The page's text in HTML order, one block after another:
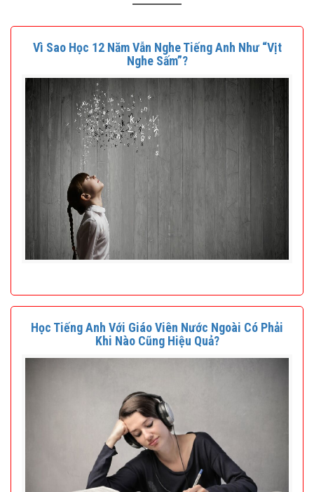
Vì Sao Học 12 Năm Vẫn Nghe Tiếng Anh Như “Vịt
Nghe Sấm”?
Học Tiếng Anh Với Giáo Viên Nước Ngoài Có Phải
Khi Nào Cũng Hiệu Quả?